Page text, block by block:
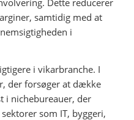
Dette reducerer
samtidig med at
i
i vikarbranche. I
der forsøger at dække
i nichebureauer, der
som IT, byggeri,